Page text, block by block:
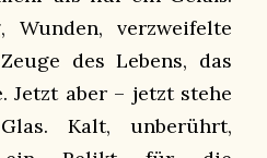
verzweifelte
des Lebens, das
Jetzt aber – jetzt stehe
Kalt, unberührt,